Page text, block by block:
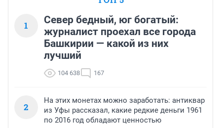
1
Север бедный, юг богатый:
журналист проехал все города
Башкирии — какой из них
лучший
104 638 167
2
На этих монетах можно заработать: антиквар
из Уфы рассказал, какие редкие деньги 1961
по 2016 год обладают ценностью